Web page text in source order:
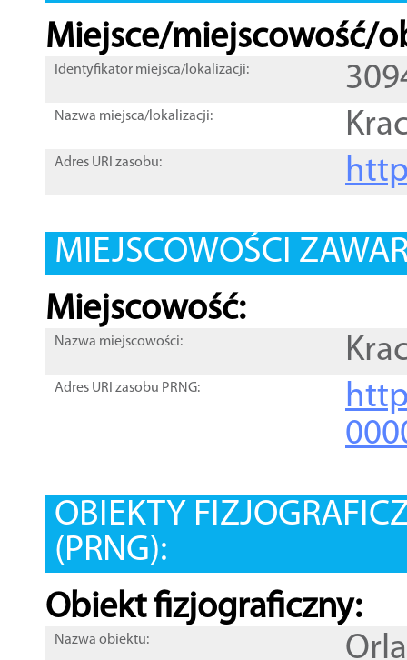
Miejsce/miejscowość/
Identyfikator miejsca/lokalizacji:
Nazwa miejsca/lokalizacji:
Adres URI zasobu:
MIEJSCOWOŚCI
Miejscowość:
Nazwa miejscowości:
Adres URI zasobu PRNG:
OBIEKTY
(PRNG):
Obiekt fizjograficzny:
Nazwa obiektu: Orla